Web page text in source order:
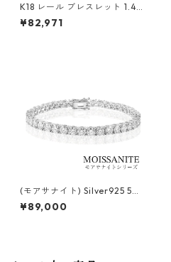
K18 レール ブレスレット 1.4m
m
¥82,971
(モアサナイト) Silver925 5m
m 20cm ブレスレット
¥89,000